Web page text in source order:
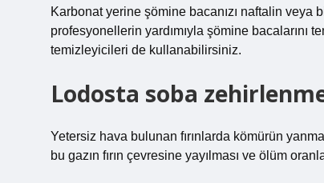
Karbonat yerine şömine bacanızı naftalin veya
profesyonellerin yardımıyla şömine bacalarını
temizleyicileri de kullanabilirsiniz.
Lodosta soba
Yetersiz hava bulunan fırınlarda kömürün
bu gazın fırın çevresine yayılması ve ölüm